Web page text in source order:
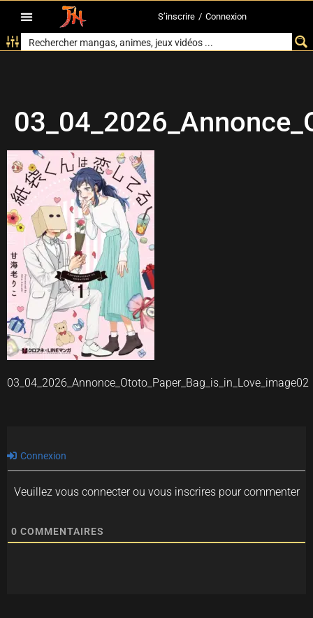
S’inscrire / Connexion
03_04_2026_Annonce_Ototo_Paper_Bag_is_in_Love_image02
Connexion
Veuillez vous connecter ou vous inscrires pour commenter
0 COMMENTAIRES